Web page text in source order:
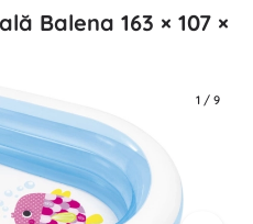
Balena 163 × 107 ×
1 / 9